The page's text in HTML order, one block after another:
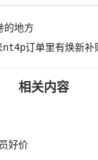
的地方
nt4p订单里有焕新补
相关内容
好价